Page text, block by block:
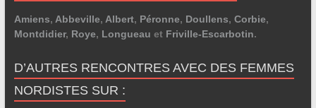
Amiens, Abbeville, Albert, Péronne, Doullens, Corbie,
Montdidier, Roye, Longueau et Friville-Escarbotin.
D’AUTRES RENCONTRES AVEC DES FEMMES
NORDISTES SUR :